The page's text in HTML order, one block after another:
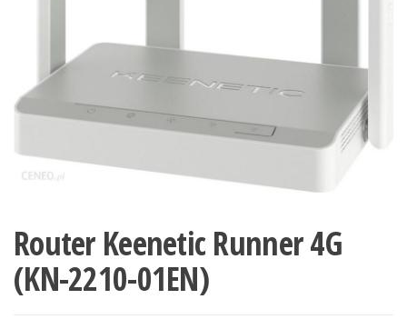
Router Keenetic Runner 4G
(KN-2210-01EN)